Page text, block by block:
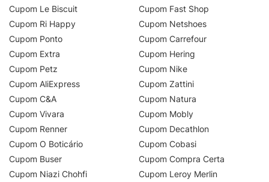
Cupom Le Biscuit
Cupom Ri Happy
Cupom Ponto
Cupom Extra
Cupom Petz
Cupom AliExpress
Cupom C&A
Cupom Vivara
Cupom Renner
Cupom O Boticário
Cupom Buser
Cupom Niazi Chohfi
Cupom Fast Shop
Cupom Netshoes
Cupom Carrefour
Cupom Hering
Cupom Nike
Cupom Zattini
Cupom Natura
Cupom Mobly
Cupom Decathlon
Cupom Cobasi
Cupom Compra Certa
Cupom Leroy Merlin